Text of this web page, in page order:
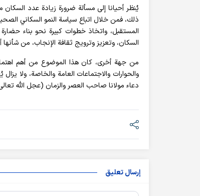
يُنظر أحيانا إلى مسألة ضرورة زيادة عدد
ذلك، فمن خلال اتباع سياسة النمو السكاني
المستقبل، واتخاذ خطوات كبيرة نحو بناء حضارة
السكان، وتعزيز وترویج ثقافة الإنجاب، من
من جهة أخرى، كان هذا الموضوع من أهم
والحوارات والاجتماعات العامة والخاصة، ولا
دعاء مولانا صاحب العصر والزمان (عجل الله
إرسال تعليق